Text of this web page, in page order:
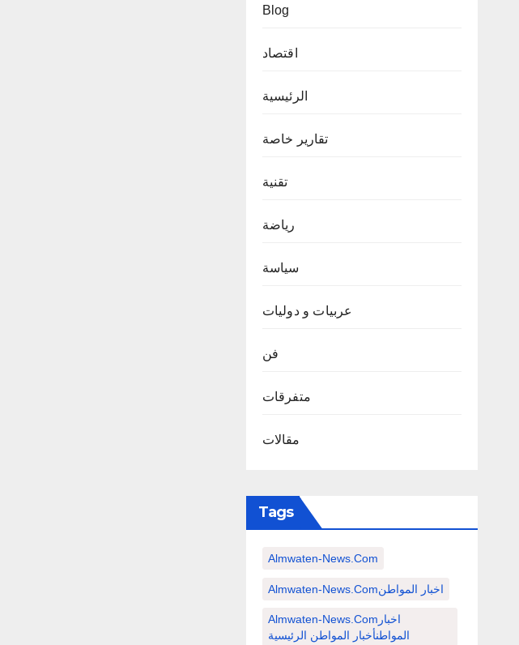
Blog
اقتصاد
الرئيسية
تقارير خاصة
تقنية
رياضة
سياسة
عربيات و دوليات
فن
متفرقات
مقالات
Tags
Almwaten-News.com
Almwaten-News.comاخبار المواطن
Almwaten-News.comاخبار
المواطنأخبار المواطن الرئيسية